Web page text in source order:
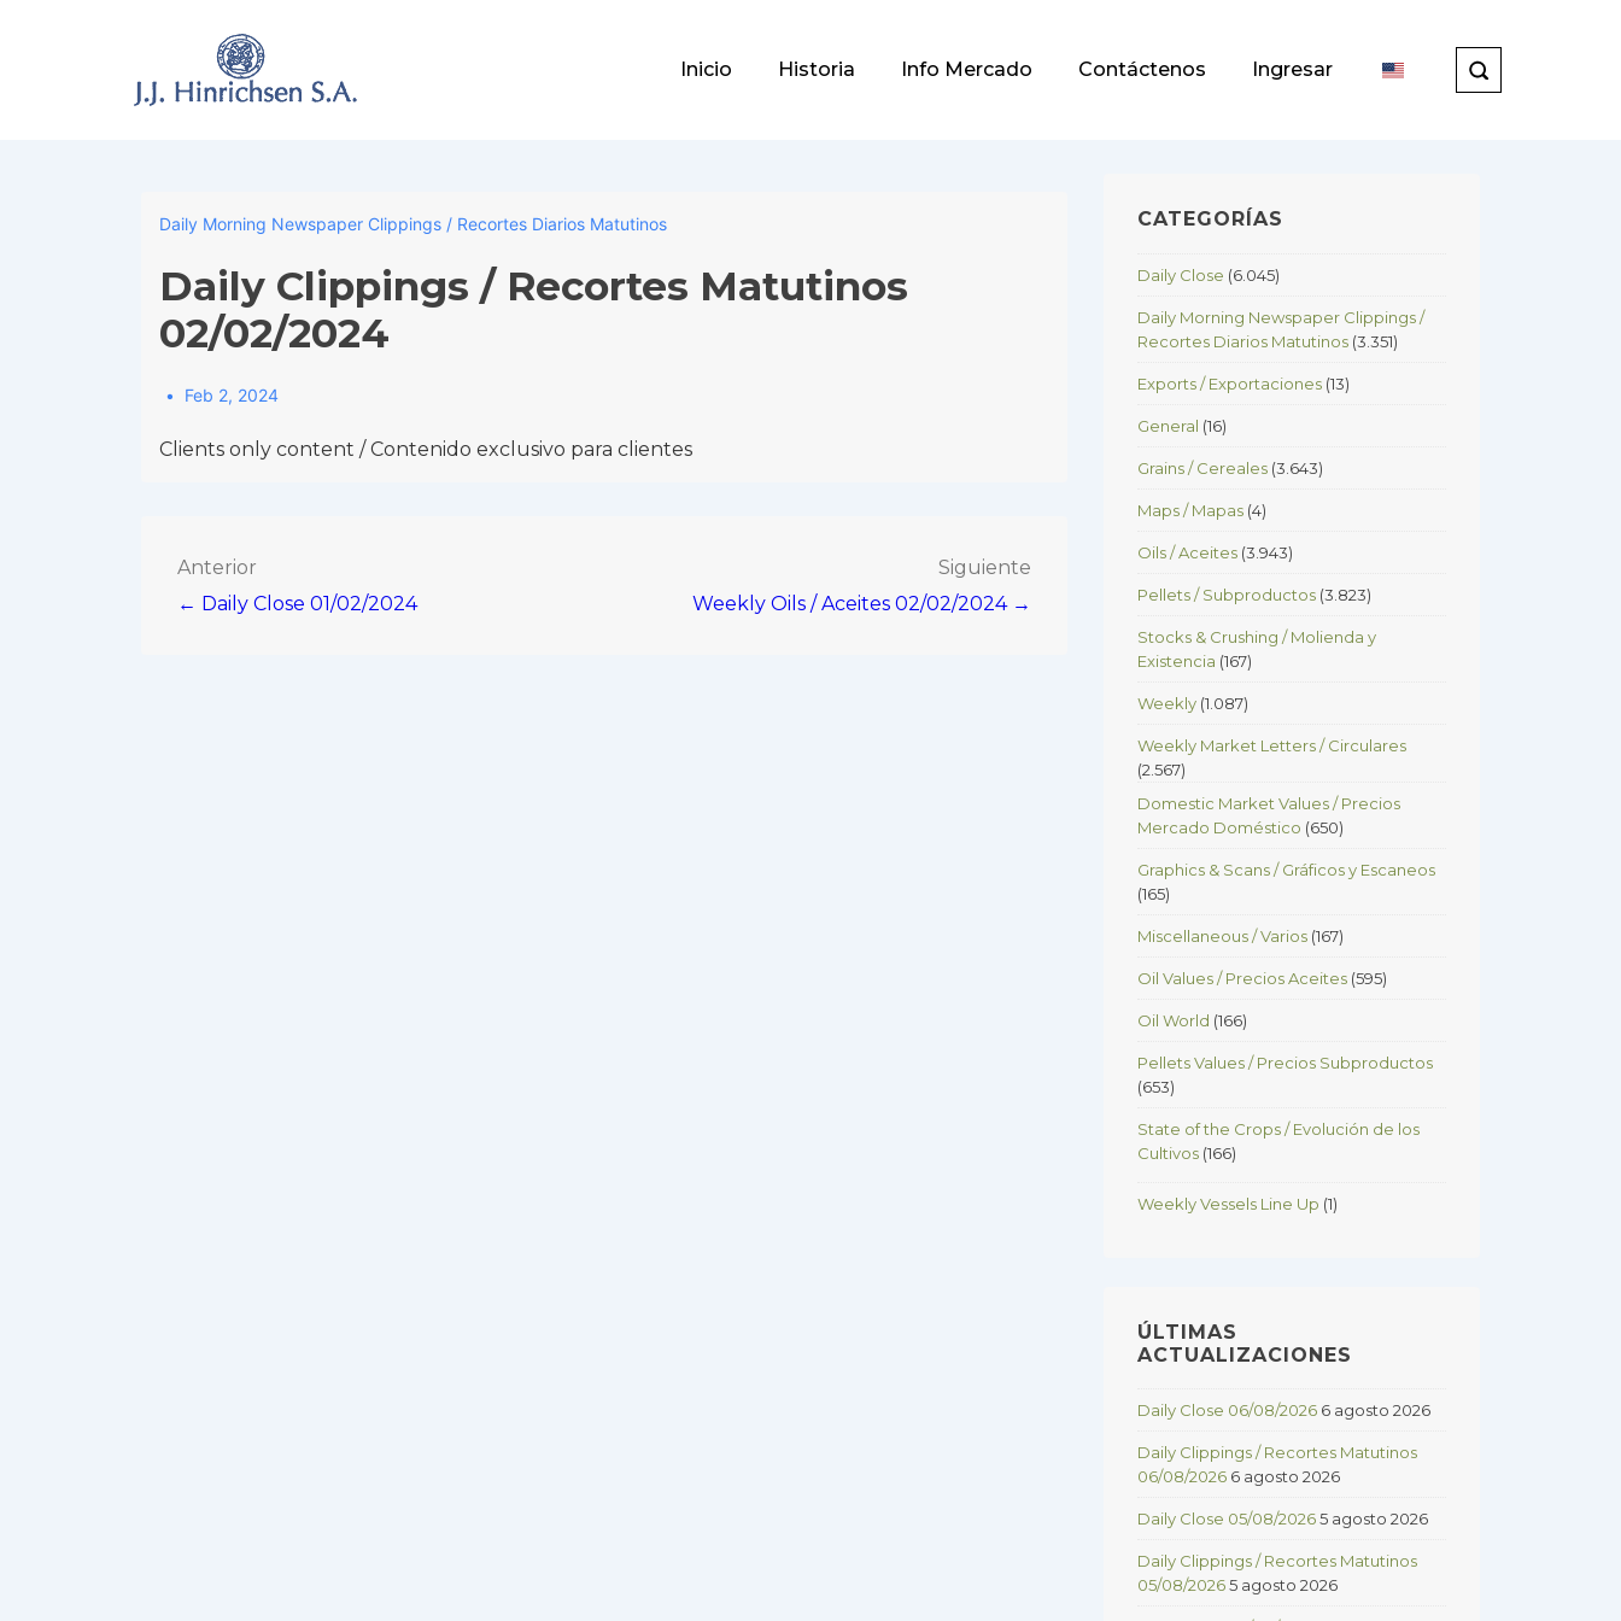
Main
Inicio Historia Info Mercado Contáctenos Ingresar
Daily Morning Newspaper Clippings / Recortes Diarios Matutinos
Daily Clippings / Recortes Matutinos
02/02/2024
Feb 2, 2024
Clients only content / Contenido exclusivo para clientes
Navegación
de
Anterior
← Daily Close 01/02/2024
Siguiente
Weekly Oils / Aceites 02/02/2024 →
CATEGORÍAS
Daily Close (6.045)
Daily Morning Newspaper Clippings /
Recortes Diarios Matutinos (3.351)
Exports / Exportaciones (13)
General (16)
Grains / Cereales (3.643)
Maps / Mapas (4)
Oils / Aceites (3.943)
Pellets / Subproductos (3.823)
Stocks & Crushing / Molienda y
Existencia (167)
Weekly (1.087)
Weekly Market Letters / Circulares
(2.567)
Domestic Market Values / Precios
Mercado Doméstico (650)
Graphics & Scans / Gráficos y Escaneos
(165)
Miscellaneous / Varios (167)
Oil Values / Precios Aceites (595)
Oil World (166)
Pellets Values / Precios Subproductos
(653)
State of the Crops / Evolución de los
Cultivos (166)
Weekly Vessels Line Up (1)
ÚLTIMAS
ACTUALIZACIONES
Daily Close 06/08/2026 6 agosto 2026
Daily Clippings / Recortes Matutinos
06/08/2026 6 agosto 2026
Daily Close 05/08/20265 agosto 2026
Daily Clippings / Recortes Matutinos
05/08/20265 agosto 2026